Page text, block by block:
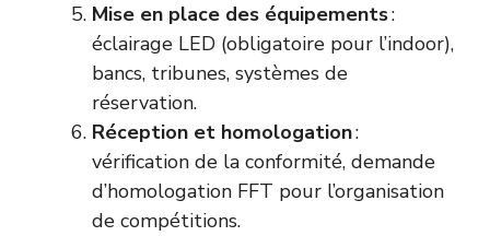
Mise en place des équipements:
éclairage LED (obligatoire pour l’indoor),
bancs, tribunes, systèmes de
réservation.
Réception et homologation:
vérification de la conformité, demande
d’homologation FFT pour l’organisation
de compétitions.